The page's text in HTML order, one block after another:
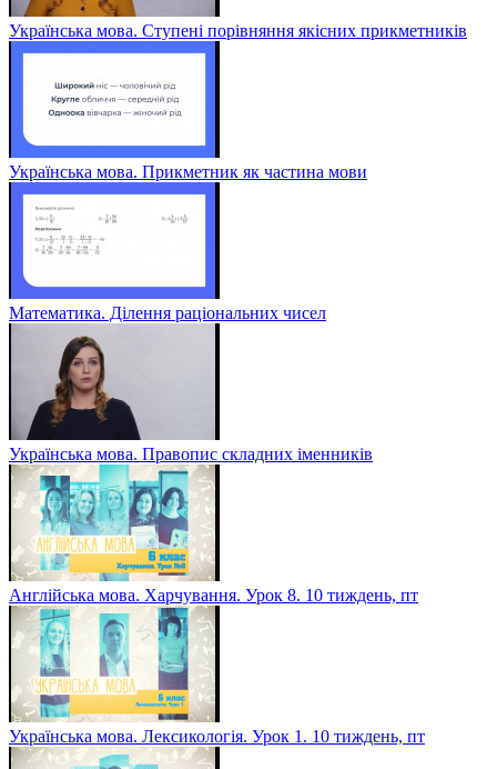
Українська мова. Ступені порівняння якісних прикметників
Українська мова. Прикметник як частина мови
Математика. Ділення раціональних чисел
Українська мова. Правопис складних іменників
Англійська мова. Харчування. Урок 8. 10 тиждень, пт
Українська мова. Лексикологія. Урок 1. 10 тиждень, пт